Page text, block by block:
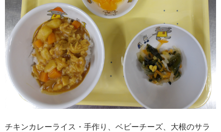
チキンカレーライス・手作り、ベビーチーズ、大根のサラ